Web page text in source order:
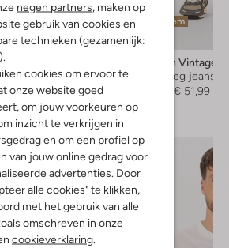
negen partners , maken op
gebruik van cookies en
technieken (gezamenlijk:
cookies om ervoor te
onze website goed
om jouw voorkeuren op
inzicht te verkrijgen in
en om een profiel op
van jouw online gedrag voor
advertenties. Door
alle cookies" te klikken,
met het gebruik van alle
omschreven in onze
cookieverklaring
look
Laatste item
-60%
American Vintage
Straight leg jeans
€ 51,99